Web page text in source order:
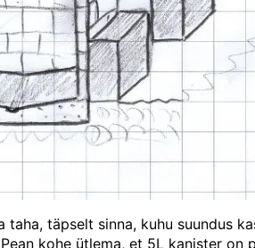
taha, täpselt sinna, kuhu suundus
kohe ütlema, et 5L kanister on